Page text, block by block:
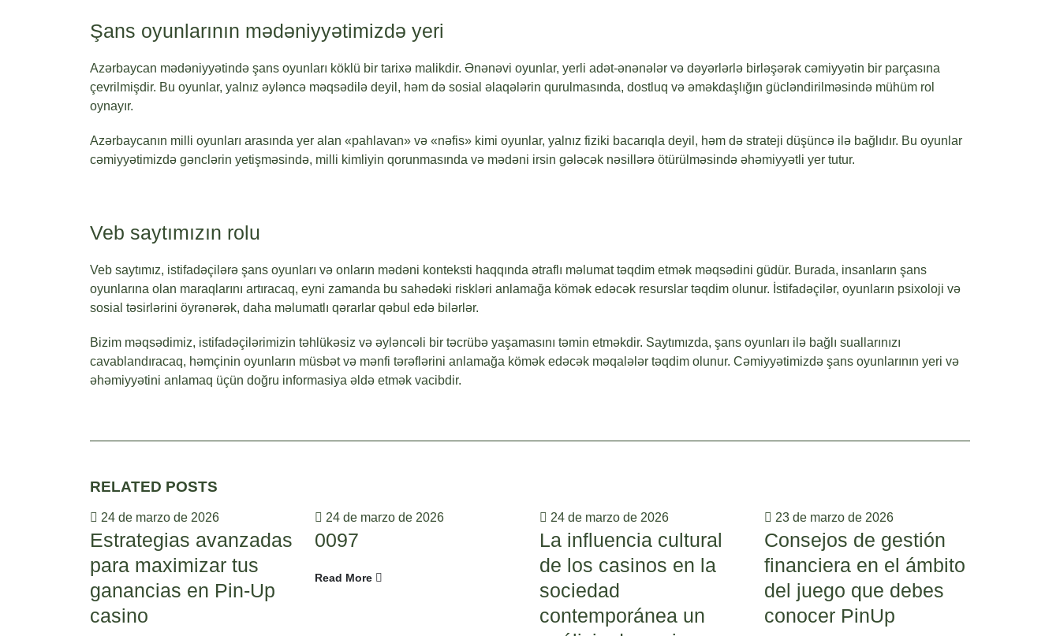
Şans oyunlarının mədəniyyətimizdə yeri
Azərbaycan mədəniyyətində şans oyunları köklü bir tarixə malikdir. Ənənəvi oyunlar, yerli adət-ənənələr və dəyərlərlə birləşərək cəmiyyətin bir parçasına
çevrilmişdir. Bu oyunlar, yalnız əyləncə məqsədilə deyil, həm də sosial əlaqələrin qurulmasında, dostluq və əməkdaşlığın gücləndirilməsində mühüm rol
oynayır.
Azərbaycanın milli oyunları arasında yer alan «pahlavan» və «nəfis» kimi oyunlar, yalnız fiziki bacarıqla deyil, həm də strateji düşüncə ilə bağlıdır. Bu oyunlar
cəmiyyətimizdə gənclərin yetişməsində, milli kimliyin qorunmasında və mədəni irsin gələcək nəsillərə ötürülməsində əhəmiyyətli yer tutur.
Veb saytımızın rolu
Veb saytımız, istifadəçilərə şans oyunları və onların mədəni konteksti haqqında ətraflı məlumat təqdim etmək məqsədini güdür. Burada, insanların şans
oyunlarına olan maraqlarını artıracaq, eyni zamanda bu sahədəki riskləri anlamağa kömək edəcək resurslar təqdim olunur. İstifadəçilər, oyunların psixoloji və
sosial təsirlərini öyrənərək, daha məlumatlı qərarlar qəbul edə bilərlər.
Bizim məqsədimiz, istifadəçilərimizin təhlükəsiz və əyləncəli bir təcrübə yaşamasını təmin etməkdir. Saytımızda, şans oyunları ilə bağlı suallarınızı
cavablandıracaq, həmçinin oyunların müsbət və mənfi tərəflərini anlamağa kömək edəcək məqalələr təqdim olunur. Cəmiyyətimizdə şans oyunlarının yeri və
əhəmiyyətini anlamaq üçün doğru informasiya əldə etmək vacibdir.
RELATED POSTS
24 de marzo de 2026
Estrategias avanzadas
para maximizar tus
ganancias en Pin-Up
casino
24 de marzo de 2026
0097
Read More
24 de marzo de 2026
La influencia cultural
de los casinos en la
sociedad
contemporánea un
23 de marzo de 2026
Consejos de gestión
financiera en el ámbito
del juego que debes
conocer PinUp